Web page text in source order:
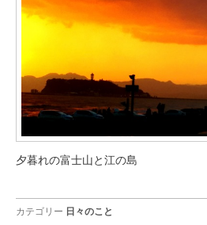
夕暮れの富士山と江の島
カテゴリー 日々のこと